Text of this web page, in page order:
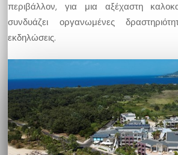
περιβάλλον, για μια αξέχαστη
συνδυάζει οργανωμένες
εκδηλώσεις.